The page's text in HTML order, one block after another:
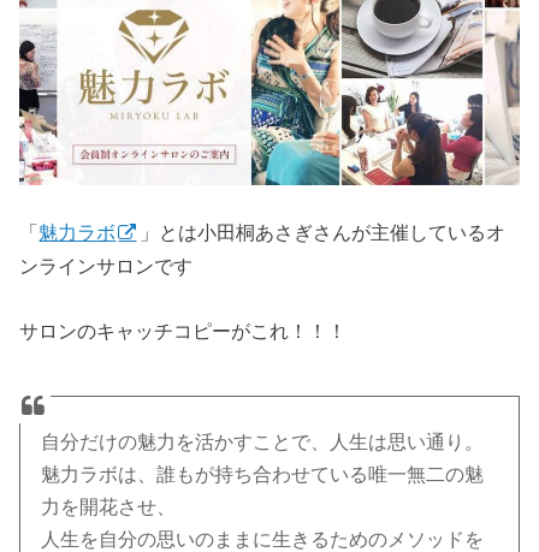
「魅力ラボ
」とは小田桐あさぎさんが主催しているオ
ンラインサロンです
サロンのキャッチコピーがこれ！！！
自分だけの魅力を活かすことで、人生は思い通り。
魅力ラボは、誰もが持ち合わせている唯一無二の魅
力を開花させ、
人生を自分の思いのままに生きるためのメソッドを